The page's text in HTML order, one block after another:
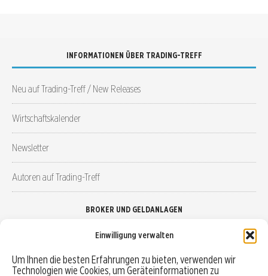
Einwilligung verwalten
Um Ihnen die besten Erfahrungen zu bieten, verwenden wir
Technologien wie Cookies, um Geräteinformationen zu
INFORMATIONEN ÜBER TRADING-TREFF
Neu auf Trading-Treff / New Releases
Wirtschaftskalender
Newsletter
Autoren auf Trading-Treff
BROKER UND GELDANLAGEN
Robo-Advisor vergleichen